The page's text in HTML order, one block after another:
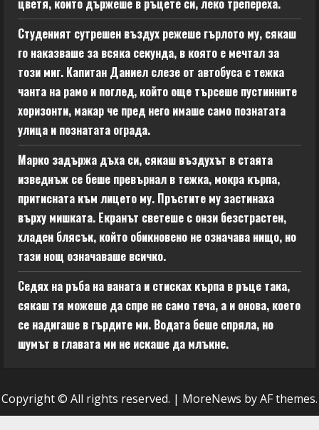
цветя, които държеше в ръцете си, леко трепереха.
Студеният сутрешен въздух режеше гърлото му, сякаш
го наказваше за всяка секунда, в която е мечтал за
този миг. Капитан Даниел слезе от автобуса с тежка
чанта на рамо и поглед, който още търсеше пустинните
хоризонти, макар че пред него имаше само познатата
улица и познатата ограда.
Марко задържа дъха си, сякаш въздухът в стаята
изведнъж се беше превърнал в тежка, мокра кърпа,
притисната към лицето му. Пръстите му застинаха
върху мишката. Екранът светеше с онзи безстрастен,
хладен блясък, който обикновено не означава нищо, но
тази нощ означаваше всичко.
Седях на ръба на ваната и стисках кърпа в ръце така,
сякаш тя можеше да спре не само теча, а и онова, което
се надигаше в гърдите ми. Водата беше спряла, но
шумът в главата ми не искаше да млъкне.
Copyright © All rights reserved. | MoreNews by AF themes.